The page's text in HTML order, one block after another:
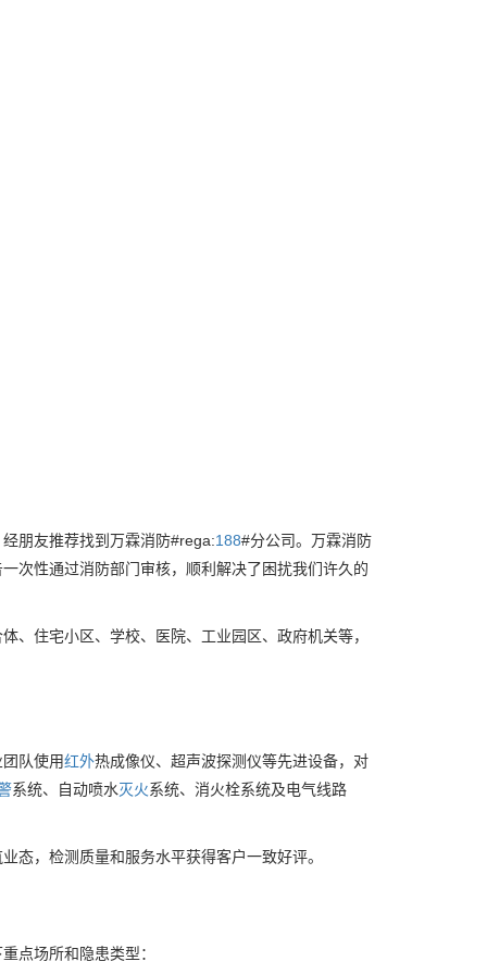
朋友推荐找到万霖消防#rega:188#分公司。万霖消防
次性通过消防部门审核，顺利解决了困扰我们许久的
、住宅小区、学校、医院、工业园区、政府机关等，
队使用红外热成像仪、超声波探测仪等先进设备，对
系统、自动喷水灭火系统、消火栓系统及电气线路
态，检测质量和服务水平获得客户一致好评。
点场所和隐患类型：